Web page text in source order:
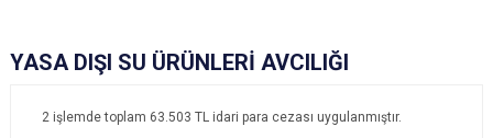
YASA DIŞI SU ÜRÜNLERİ AVCILIĞI
2 işlemde toplam 63.503 TL idari para cezası uygulanmıştır.